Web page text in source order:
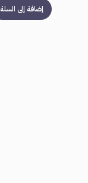
إضافة إلى السلة